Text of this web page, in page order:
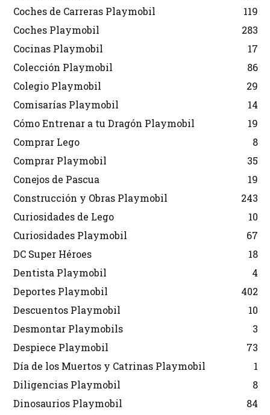
Coches de Carreras Playmobil
119
Coches Playmobil
283
Cocinas Playmobil
17
Colección Playmobil
86
Colegio Playmobil
29
Comisarías Playmobil
14
Cómo Entrenar a tu Dragón Playmobil
19
Comprar Lego
8
Comprar Playmobil
35
Conejos de Pascua
19
Construcción y Obras Playmobil
243
Curiosidades de Lego
10
Curiosidades Playmobil
67
DC Super Héroes
18
Dentista Playmobil
4
Deportes Playmobil
402
Descuentos Playmobil
10
Desmontar Playmobils
3
Despiece Playmobil
73
Día de los Muertos y Catrinas Playmobil
1
Diligencias Playmobil
8
Dinosaurios Playmobil
84